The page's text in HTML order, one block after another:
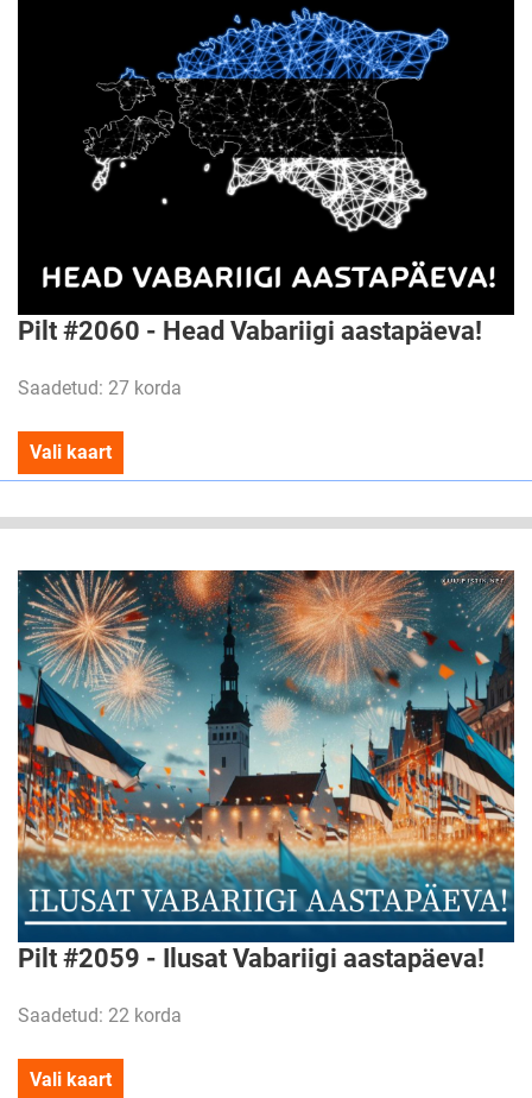
Pilt #2060 - Head Vabariigi aastapäeva!
Saadetud: 27 korda
Vali kaart
Pilt #2059 - Ilusat Vabariigi aastapäeva!
Saadetud: 22 korda
Vali kaart